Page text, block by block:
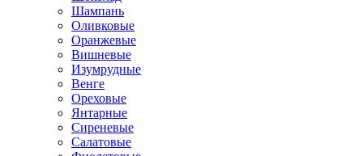
Шампань
Оливковые
Оранжевые
Вишневые
Изумрудные
Венге
Ореховые
Янтарные
Сиреневые
Салатовые